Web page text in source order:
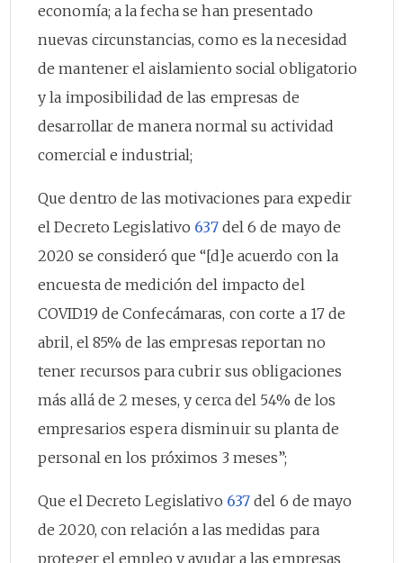
economía; a la fecha se han presentado
nuevas circunstancias, como es la necesidad
de mantener el aislamiento social obligatorio
y la imposibilidad de las empresas de
desarrollar de manera normal su actividad
comercial e industrial;
Que dentro de las motivaciones para expedir
el Decreto Legislativo 637del 6 de mayo de
2020 se consideró que “[d]e acuerdo con la
encuesta de medición del impacto del
COVID19 de Confecámaras, con corte a 17 de
abril, el 85% de las empresas reportan no
tener recursos para cubrir sus obligaciones
más allá de 2 meses, y cerca del 54% de los
empresarios espera disminuir su planta de
personal en los próximos 3 meses”;
Que el Decreto Legislativo 637 del 6 de mayo
de 2020, con relación a las medidas para
proteger el empleo y ayudar a las empresas